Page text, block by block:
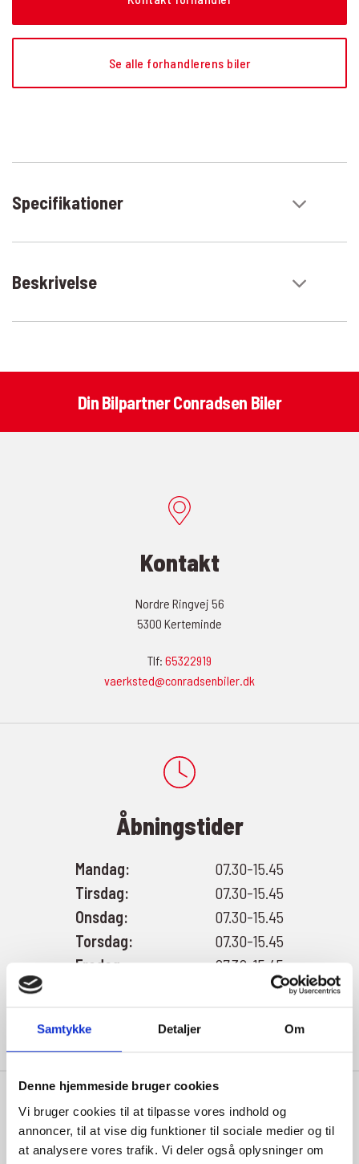
Samtykke Detaljer Om
Denne hjemmeside bruger cookies
Vi bruger cookies til at tilpasse vores indhold og
annoncer, til at vise dig funktioner til sociale medier og til
at analysere vores trafik. Vi deler også oplysninger om
Se alle forhandlerens biler
Specifikationer
Beskrivelse
Din Bilpartner Conradsen Biler
Kontakt
Nordre Ringvej 56
5300 Kerteminde
Tlf: 65322919
vaerksted@conradsenbiler.dk
Åbningstider
Mandag:
07.30-15.45
Tirsdag:
07.30-15.45
Onsdag:
07.30-15.45
Torsdag:
07.30-15.45
Fredag:
07.30-15.45
Lukket
Søndag:
Lukket